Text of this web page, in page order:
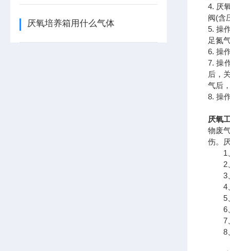
厌氧培养箱用什么气体
4. 厌
阀(含
5. 操
足氮
6. 操
7. 操
后，
气后
8. 操
厌氧
物废
伤。
1、
2、
3、
4、
5、
6、
7、
8、